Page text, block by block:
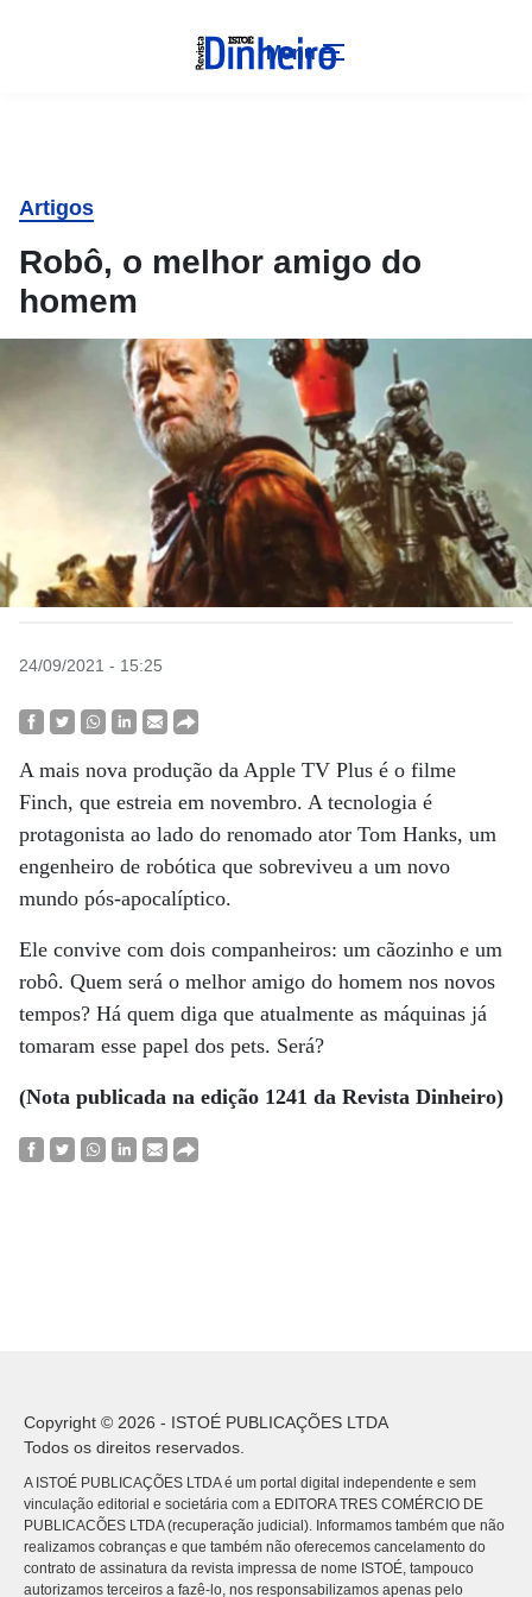
Menu
Artigos
Robô, o melhor amigo do
homem
24/09/2021 - 15:25
A mais nova produção da Apple TV Plus é o filme
Finch, que estreia em novembro. A tecnologia é
protagonista ao lado do renomado ator Tom Hanks, um
engenheiro de robótica que sobreviveu a um novo
mundo pós-apocalíptico.
Ele convive com dois companheiros: um cãozinho e um
robô. Quem será o melhor amigo do homem nos novos
tempos? Há quem diga que atualmente as máquinas já
tomaram esse papel dos pets. Será?
(Nota publicada na edição 1241 da Revista Dinheiro)
Copyright © 2026 - ISTOÉ PUBLICAÇÕES LTDA
Todos os direitos reservados.
A ISTOÉ PUBLICAÇÕES LTDA é um portal digital independente e sem
vinculação editorial e societária com a EDITORA TRES COMÉRCIO DE
PUBLICACÕES LTDA (recuperação judicial). Informamos também que não
realizamos cobranças e que também não oferecemos cancelamento do
contrato de assinatura da revista impressa de nome ISTOÉ, tampouco
autorizamos terceiros a fazê-lo, nos responsabilizamos apenas pelo